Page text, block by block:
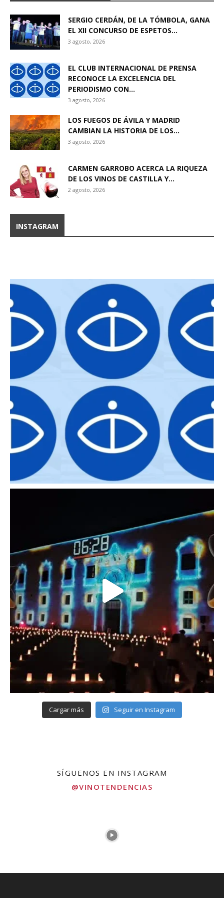
SERGIO CERDÁN, DE LA TÓMBOLA, GANA
EL XII CONCURSO DE ESPETOS...
3 agosto, 2026
EL CLUB INTERNACIONAL DE PRENSA
RECONOCE LA EXCELENCIA DEL
PERIODISMO CON...
3 agosto, 2026
LOS FUEGOS DE ÁVILA Y MADRID
CAMBIAN LA HISTORIA DE LOS...
3 agosto, 2026
CARMEN GARROBO ACERCA LA RIQUEZA
DE LOS VINOS DE CASTILLA Y...
2 agosto, 2026
INSTAGRAM
Cargar más Seguir en Instagram
SÍGUENOS EN INSTAGRAM
@VINOTENDENCIAS